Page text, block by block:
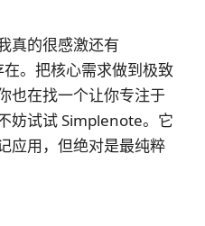
真的很感激还有
。把核心需求做到极致
也在找一个让你专注于
妨试试 Simplenote。它
应用，但绝对是最纯粹